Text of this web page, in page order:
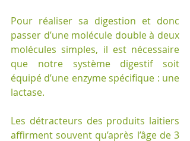
Pour réaliser sa digestion et donc
passer d’une molécule double à deux
molécules simples, il est nécessaire
que notre système digestif soit
équipé d’une enzyme spécifique : une
lactase.
Les détracteurs des produits laitiers
affirment souvent qu’après l’âge de 3